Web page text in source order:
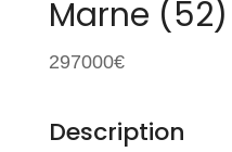
Marne (52)
297000€
Description